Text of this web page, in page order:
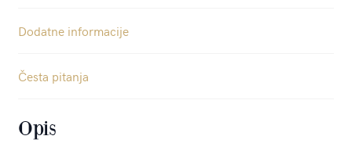
Dodatne informacije
Česta pitanja
Opis